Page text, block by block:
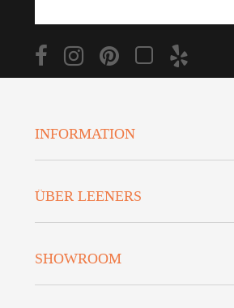
INFORMATION
Finanzierung
Datenschutz
ÜBER LEENERS
SHOWROOM